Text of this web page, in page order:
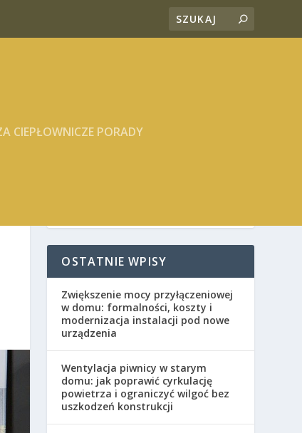
CIEPŁOWNICZE PORADY
OSTATNIE WPISY
Zwiększenie mocy przyłączeniowej
w domu: formalności, koszty i
modernizacja instalacji pod nowe
urządzenia
Wentylacja piwnicy w starym
domu: jak poprawić cyrkulację
powietrza i ograniczyć wilgoć bez
uszkodzeń konstrukcji